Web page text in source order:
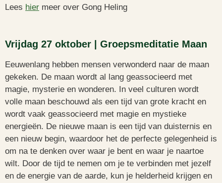
Lees hier meer over Gong Heling
Vrijdag 27 oktober | Groepsmeditatie Maan
Eeuwenlang hebben mensen verwonderd naar de maan
gekeken. De maan wordt al lang geassocieerd met
magie, mysterie en wonderen. In veel culturen wordt
volle maan beschouwd als een tijd van grote kracht en
wordt vaak geassocieerd met magie en mystieke
energieën. De nieuwe maan is een tijd van duisternis en
een nieuw begin, waardoor het de perfecte gelegenheid is
om na te denken over waar je bent en waar je naartoe
wilt. Door de tijd te nemen om je te verbinden met jezelf
en de energie van de aarde, kun je helderheid krijgen en